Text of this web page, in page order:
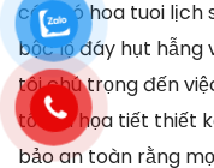
các bó hoa tuoi lịch
bộc lộ đáy hụt hẫng
tôi chú trọng đến
tốt và họa tiết thiết
bảo an toàn rằng